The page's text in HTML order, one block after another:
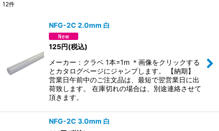
絞り込む
12件
NFG-2C 2.0mm 白
125円(税込)
メーカー：クラベ 1本=1m ＊画像をクリックする
とカタログページにジャンプします。 【納期】
営業日午前中のご注文品は、最短で翌営業日に出
荷致します。 在庫切れの場合は、別途連絡させて
頂きます。
NFG-2C 3.0mm 白